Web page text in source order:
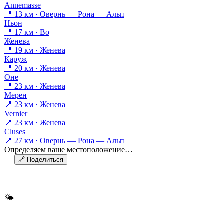
Annemasse
📍 13 км · Овернь — Рона — Альп
Ньон
📍 17 км · Во
Женева
📍 19 км · Женева
Каруж
📍 20 км · Женева
Оне
📍 23 км · Женева
Мерен
📍 23 км · Женева
Vernier
📍 23 км · Женева
Cluses
📍 27 км · Овернь — Рона — Альп
Определяем ваше местоположение…
—
🔗 Поделиться
—
—
—
🌤